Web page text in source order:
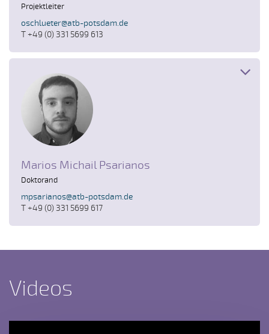
Projektleiter
oschlueter@atb-potsdam.de
T +49 (0) 331 5699 613
Marios Michail Psarianos
Doktorand
mpsarianos@atb-potsdam.de
T +49 (0) 331 5699 617
Videos